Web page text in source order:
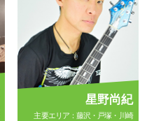
星野尚紀
主要エリア：藤沢・戸塚・川崎